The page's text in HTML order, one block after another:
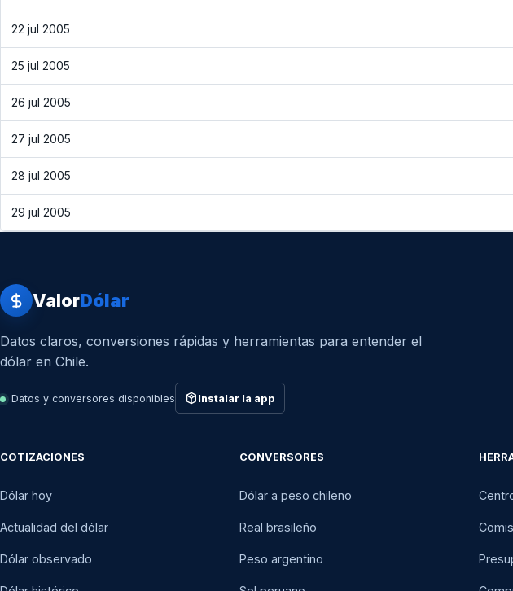
22 jul 2005
25 jul 2005
26 jul 2005
27 jul 2005
28 jul 2005
29 jul 2005
ValorDólar
Datos claros, conversiones rápidas y herramientas para entender el
dólar en Chile.
Datos y conversores disponibles Instalar la app
COTIZACIONES
Dólar hoy
Actualidad del dólar
Dólar observado
CONVERSORES
Dólar a peso chileno
Real brasileño
Peso argentino